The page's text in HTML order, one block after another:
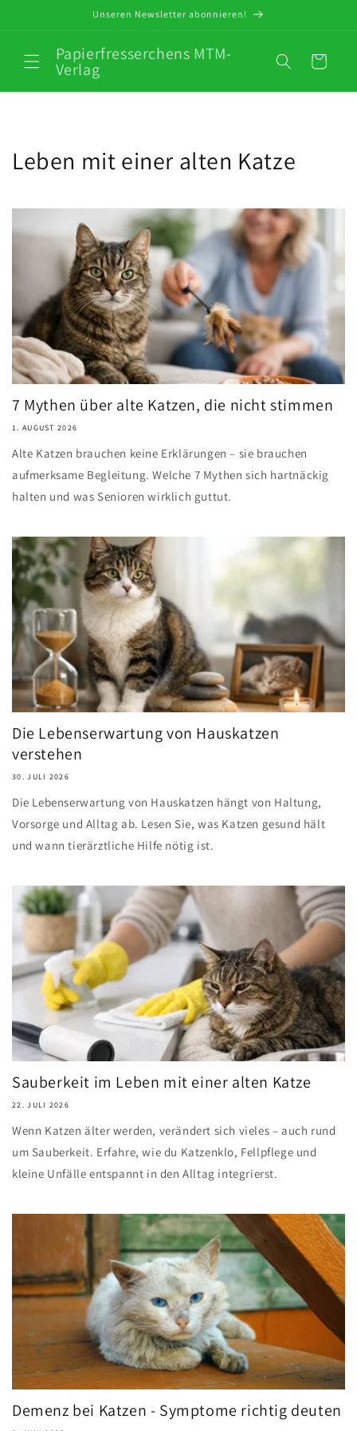
Unseren Newsletter abonnieren!
Papierfresserchens MTM-
Verlag Warenkorb
Leben mit einer alten Katze
7 Mythen über alte Katzen, die nicht stimmen
1. AUGUST 2026
Alte Katzen brauchen keine Erklärungen – sie brauchen
aufmerksame Begleitung. Welche 7 Mythen sich hartnäckig
halten und was Senioren wirklich guttut.
Die Lebenserwartung von Hauskatzen
verstehen
30. JULI 2026
Die Lebenserwartung von Hauskatzen hängt von Haltung,
Vorsorge und Alltag ab. Lesen Sie, was Katzen gesund hält
und wann tierärztliche Hilfe nötig ist.
Sauberkeit im Leben mit einer alten Katze
22. JULI 2026
Wenn Katzen älter werden, verändert sich vieles – auch rund
um Sauberkeit. Erfahre, wie du Katzenklo, Fellpflege und
kleine Unfälle entspannt in den Alltag integrierst.
Demenz bei Katzen - Symptome richtig deuten